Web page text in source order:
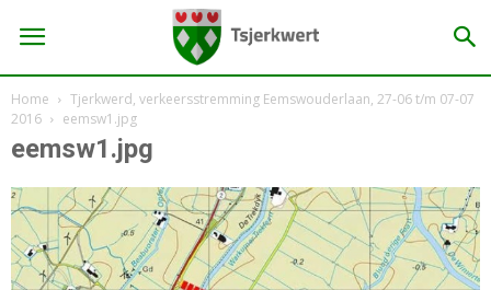
Home
Tjerkwerd, verkeersstremming Eemswouderlaan, 27-06 t/m 07-07
2016
eemsw1.jpg
eemsw1.jpg